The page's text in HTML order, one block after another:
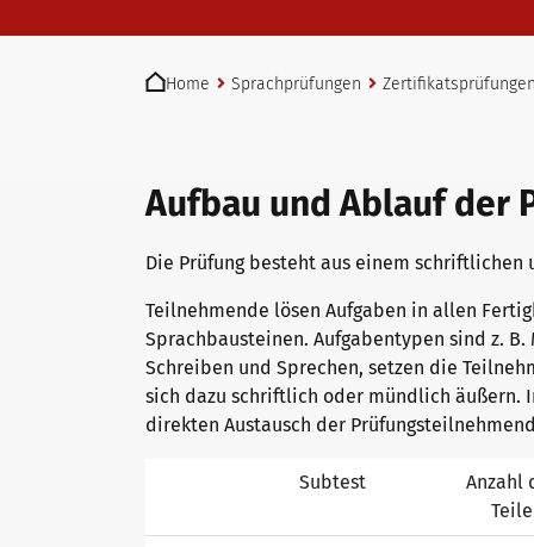
telc Prüfungen in Bad Homburg
Einstufungstest
Infos für Prüfungszentren
Home
Sprachprüfungen Zertifikatsprüfungen
Aufbau und Ablauf der
Die Prüfung besteht aus einem schriftlichen
Teilnehmende lösen Aufgaben in allen
Sprachbausteinen. Aufgabentypen sind z.
Schreiben und Sprechen, setzen die
sich dazu schriftlich oder mündlich äußern.
direkten Austausch der
Subtest
Anzahl
Teile